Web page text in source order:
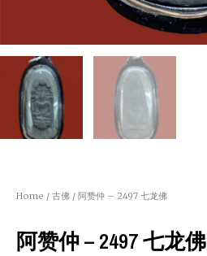
Home / 古佛 / 阿赞仲 – 2497 七龙佛
阿赞仲 – 2497 七龙佛